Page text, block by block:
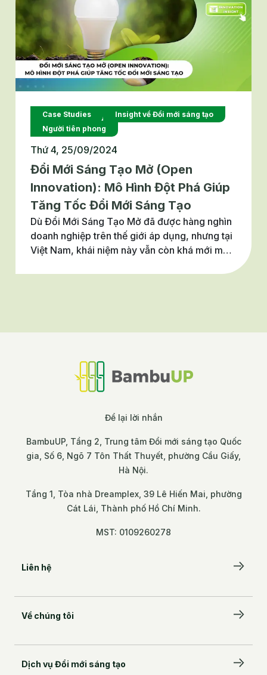
mùa lễ hội cũng tạo ra hàng loạt bao bì khó tái
chế, làm tăng thêm gánh nặng cho môi trường.
Tuy vậy, có rất nhiều startup muốn nâng cao
giá trị của ngày lễ Giáng Sinh bằng những
phương pháp và sáng chế giải quyết những
vấn đề này.
Case Studies
Insight về Đổi mới sáng tạo
Người tiên phong
Thứ 4, 25/09/2024
Đổi Mới Sáng Tạo Mở (Open
Innovation): Mô Hình Đột Phá Giúp
Tăng Tốc Đổi Mới Sáng Tạo
Dù Đổi Mới Sáng Tạo Mở đã được hàng nghìn
doanh nghiệp trên thế giới áp dụng, nhưng tại
Việt Nam, khái niệm này vẫn còn khá mới mẻ.
Để lại lời nhắn
BambuUP, Tầng 2, Trung tâm Đổi mới sáng tạo Quốc
gia, Số 6, Ngõ 7 Tôn Thất Thuyết, phường Cầu Giấy,
Hà Nội.
Tầng 1, Tòa nhà Dreamplex, 39 Lê Hiến Mai, phường
Cát Lái, Thành phố Hồ Chí Minh.
MST: 0109260278
Liên hệ
BambuUP, Tầng 2, Trung tâm Đổi mới sáng tạo
Cầu Giấy, Hà Nội.
Tầng 1, Tòa nhà Dreamplex, 39 Lê Hiến Mai,
phường Cát Lái, Thành phố Hồ Chí Minh.
Về chúng tôi
Đội ngũ kiến tạo
Dịch vụ Đổi mới sáng tạo